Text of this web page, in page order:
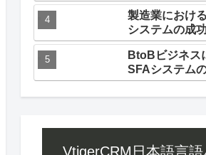
製造業におけ
システムの成
BtoBビジネス
SFAシステム
VtigerCRM日本語言語